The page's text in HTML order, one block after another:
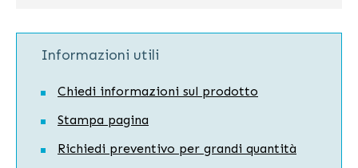
Informazioni utili
Chiedi informazioni sul prodotto
Stampa pagina
Richiedi preventivo per grandi quantità